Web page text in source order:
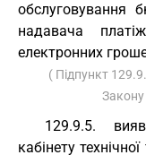
обслуговування
надавача
електронних
( Підпункт
Закону
129.9.5.
кабінету